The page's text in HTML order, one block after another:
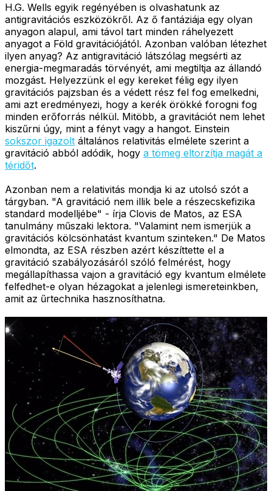
H.G. Wells egyik regényében is olvashatunk az
antigravitációs eszközökről. Az ő fantáziája egy olyan
anyagon alapul, ami távol tart minden ráhelyezett
anyagot a Föld gravitációjától. Azonban valóban létezhet
ilyen anyag? Az antigravitáció látszólag megsérti az
energia-megmaradás törvényét, ami megtiltja az állandó
mozgást. Helyezzünk el egy kereket félig egy ilyen
gravitációs pajzsban és a védett rész fel fog emelkedni,
ami azt eredményezi, hogy a kerék örökké forogni fog
minden erőforrás nélkül. Mitöbb, a gravitációt nem lehet
kiszűrni úgy, mint a fényt vagy a hangot. Einstein
sokszor igazolt általános relativitás elmélete szerint a
gravitáció abból adódik, hogy a tömeg eltorzítja magát a
téridőt.
Azonban nem a relativitás mondja ki az utolsó szót a
tárgyban. "A gravitáció nem illik bele a részecskefizika
standard modelljébe" - írja Clovis de Matos, az ESA
tanulmány műszaki lektora. "Valamint nem ismerjük a
gravitációs kölcsönhatást kvantum szinteken." De Matos
elmondta, az ESA részben azért készíttette el a
gravitáció szabályozásáról szóló felmérést, hogy
megállapíthassa vajon a gravitáció egy kvantum elmélete
felfedhet-e olyan hézagokat a jelenlegi ismereteinkben,
amit az űrtechnika hasznosíthatna.